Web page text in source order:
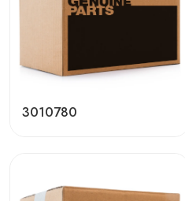
3010780